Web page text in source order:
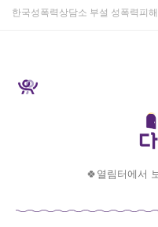
한국성폭력상담소 부설 성폭력피
🍀열림터에서